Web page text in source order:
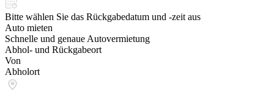
Bitte wählen Sie das Rückgabedatum und -zeit aus
Auto mieten
Schnelle und genaue Autovermietung
Abhol- und Rückgabeort
Von
Abholort